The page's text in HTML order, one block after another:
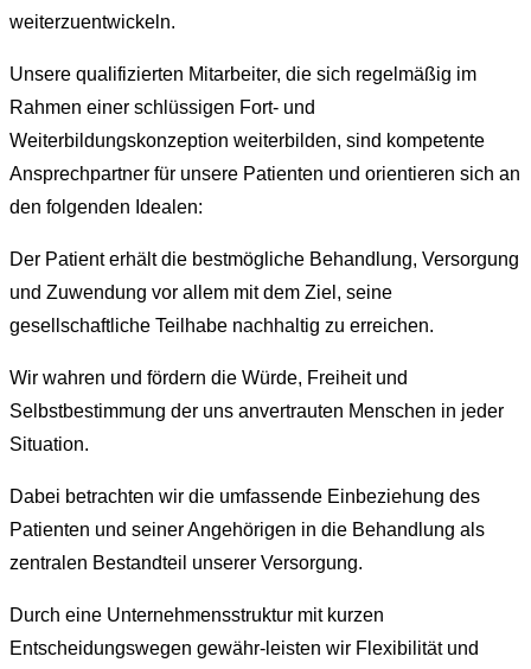
weiterzuentwickeln.
Unsere qualifizierten Mitarbeiter, die sich regelmäßig im
Rahmen einer schlüssigen Fort- und
Weiterbildungskonzeption weiterbilden, sind kompetente
Ansprechpartner für unsere Patienten und orientieren sich an
den folgenden Idealen:
Der Patient erhält die bestmögliche Behandlung, Versorgung
und Zuwendung vor allem mit dem Ziel, seine
gesellschaftliche Teilhabe nachhaltig zu erreichen.
Wir wahren und fördern die Würde, Freiheit und
Selbstbestimmung der uns anvertrauten Menschen in jeder
Situation.
Dabei betrachten wir die umfassende Einbeziehung des
Patienten und seiner Angehörigen in die Behandlung als
zentralen Bestandteil unserer Versorgung.
Durch eine Unternehmensstruktur mit kurzen
Entscheidungswegen gewähr-leisten wir Flexibilität und